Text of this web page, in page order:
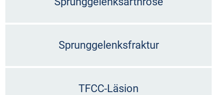
Sprunggelenksfraktur
TFCC-Läsion